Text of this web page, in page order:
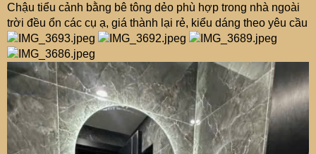
Chậu tiểu cảnh bằng bê tông dẻo phù hợp trong nhà ngoài
trời đều ổn các cụ ạ, giá thành lại rẻ, kiểu dáng theo yêu cầu